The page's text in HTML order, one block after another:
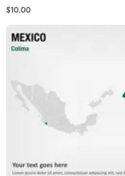
$10.00